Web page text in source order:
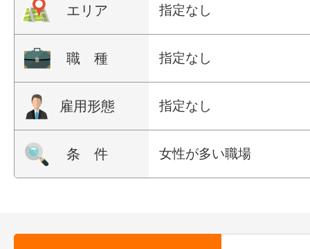
エリア 指定なし
職 種 指定なし
雇用形態 指定なし
条 件 女性が多い職場